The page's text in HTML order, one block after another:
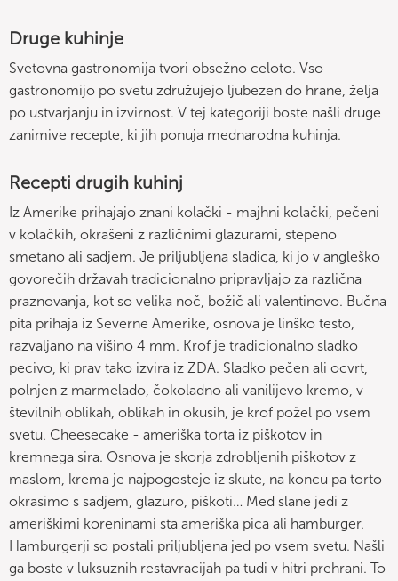
Druge kuhinje
Svetovna gastronomija tvori obsežno celoto. Vso
gastronomijo po svetu združujejo ljubezen do hrane, želja
po ustvarjanju in izvirnost. V tej kategoriji boste našli druge
zanimive recepte, ki jih ponuja mednarodna kuhinja.
Recepti drugih kuhinj
Iz Amerike prihajajo znani kolački - majhni kolački, pečeni
v kolačkih, okrašeni z različnimi glazurami, stepeno
smetano ali sadjem. Je priljubljena sladica, ki jo v angleško
govorečih državah tradicionalno pripravljajo za različna
praznovanja, kot so velika noč, božič ali valentinovo. Bučna
pita prihaja iz Severne Amerike, osnova je linško testo,
razvaljano na višino 4 mm. Krof je tradicionalno sladko
pecivo, ki prav tako izvira iz ZDA. Sladko pečen ali ocvrt,
polnjen z marmelado, čokoladno ali vanilijevo kremo, v
številnih oblikah, oblikah in okusih, je krof požel po vsem
svetu. Cheesecake - ameriška torta iz piškotov in
kremnega sira. Osnova je skorja zdrobljenih piškotov z
maslom, krema je najpogosteje iz skute, na koncu pa torto
okrasimo s sadjem, glazuro, piškoti… Med slane jedi z
ameriškimi koreninami sta ameriška pica ali hamburger.
Hamburgerji so postali priljubljena jed po vsem svetu. Našli
ga boste v luksuznih restavracijah pa tudi v hitri prehrani. To